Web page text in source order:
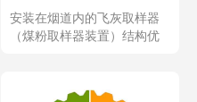
安装在烟道内的飞灰取样器
（煤粉取样器装置）结构优